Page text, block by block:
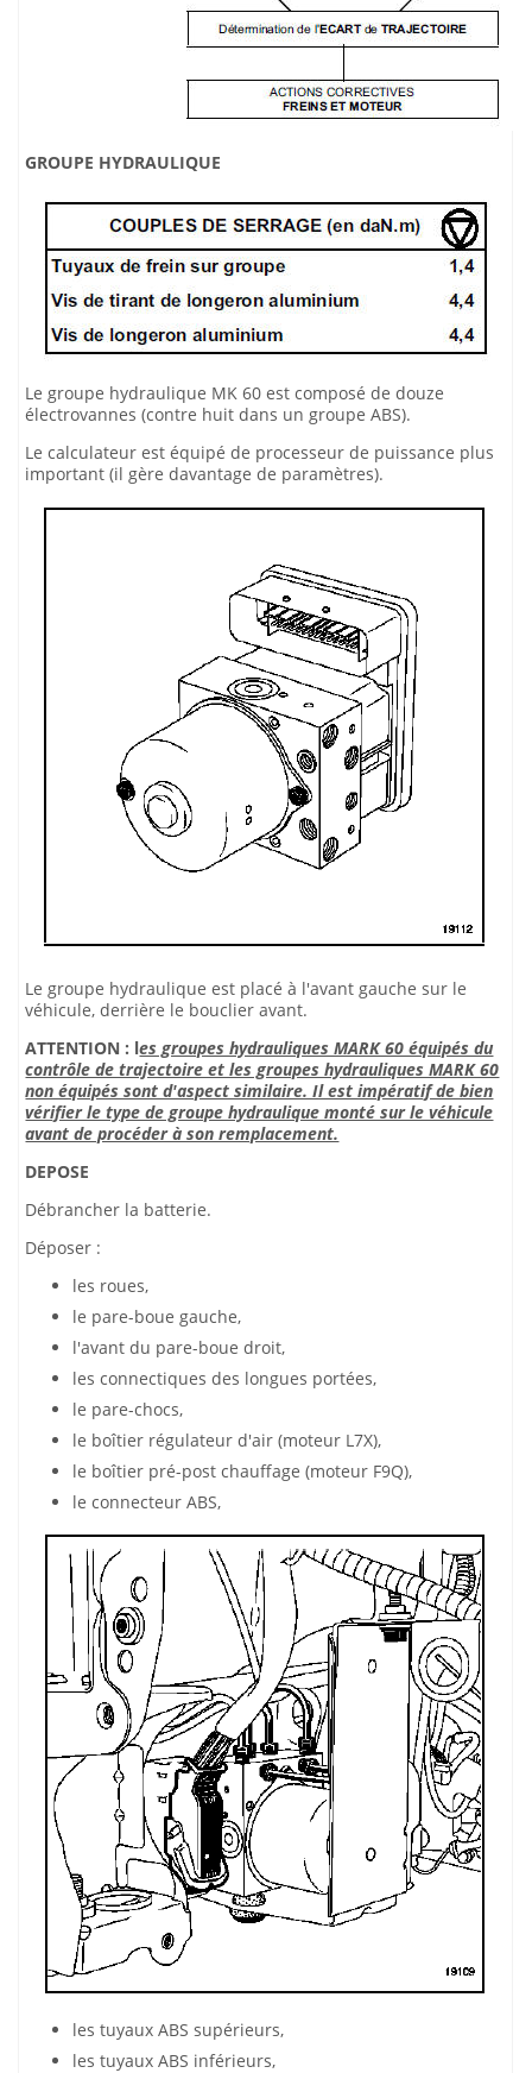
GROUPE HYDRAULIQUE
Le groupe hydraulique MK 60 est composé de douze
électrovannes (contre huit dans un groupe ABS).
Le calculateur est équipé de processeur de puissance plus
important (il gère davantage de paramètres).
Le groupe hydraulique est placé à l'avant gauche sur le
véhicule, derrière le bouclier avant.
ATTENTION : les groupes hydrauliques MARK 60 équipés du
contrôle de trajectoire et les groupes hydrauliques MARK 60
non équipés sont d'aspect similaire. Il est impératif de bien
vérifier le type de groupe hydraulique monté sur le véhicule
avant de procéder à son remplacement.
DEPOSE
Débrancher la batterie.
Déposer :
les roues,
le pare-boue gauche,
l'avant du pare-boue droit,
les connectiques des longues portées,
le pare-chocs,
le boîtier régulateur d'air (moteur L7X),
le boîtier pré-post chauffage (moteur F9Q),
le connecteur ABS,
les tuyaux ABS supérieurs,
les tuyaux ABS inférieurs,